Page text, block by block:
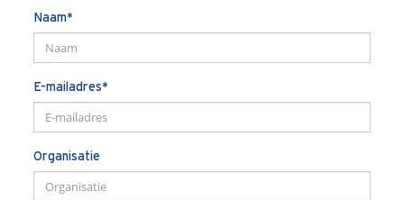
Naam*
E-mailadres*
Organisatie